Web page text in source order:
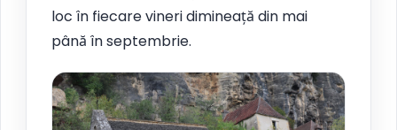
loc în fiecare vineri dimineață din mai
până în septembrie.